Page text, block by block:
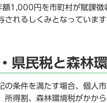
1,000円を市町村が賦課徴
されるしくみとなっていま
県民税と森林
の条件を満たす場合、個人
所得割、森林環境税がかか